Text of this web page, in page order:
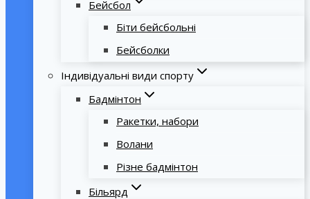
Бейсбол
Біти бейсбольні
Бейсболки
Індивідуальні види спорту
Бадмінтон
Ракетки, набори
Волани
Різне бадмінтон
Більярд